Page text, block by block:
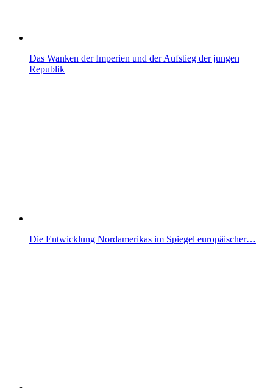
Das Wanken der Imperien und der Aufstieg der jungen
Republik
Die Entwicklung Nordamerikas im Spiegel europäischer…